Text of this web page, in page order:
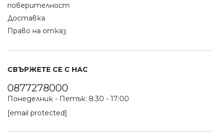
поверителност
Доставка
Право на отказ
СВЪРЖЕТЕ СЕ С НАС
0877278000
Понеделник - Петък: 8:30 - 17:00
[email protected]